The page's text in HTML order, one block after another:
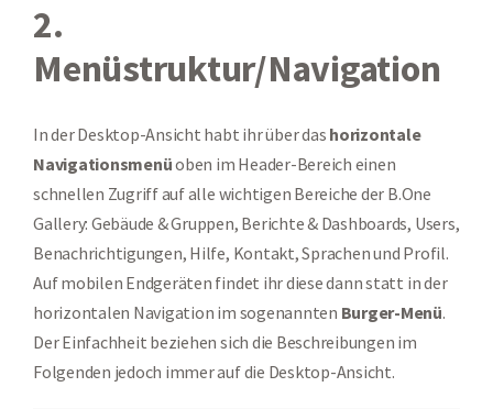
2.
Menüstruktur/Navigation
In der Desktop-Ansicht habt ihr über das horizontale
Navigationsmenüoben im Header-Bereich einen
schnellen Zugriff auf alle wichtigen Bereiche der B.One
Gallery: Gebäude & Gruppen, Berichte & Dashboards, Users,
Benachrichtigungen, Hilfe, Kontakt, Sprachen und Profil.
Auf mobilen Endgeräten findet ihr diese dann statt in der
horizontalen Navigation im sogenannten Burger-Menü.
Der Einfachheit beziehen sich die Beschreibungen im
Folgenden jedoch immer auf die Desktop-Ansicht.